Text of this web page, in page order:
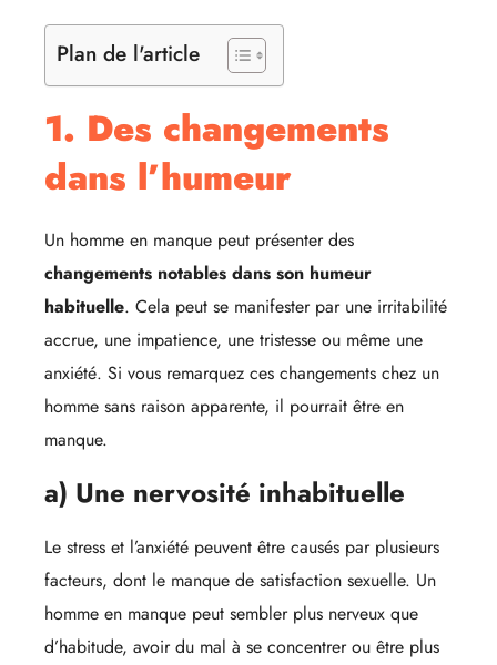
Plan de l'article
1. Des changements
dans l’humeur
Un homme en manque peut présenter des
changements notables dans son humeur
habituelle. Cela peut se manifester par une irritabilité
accrue, une impatience, une tristesse ou même une
anxiété. Si vous remarquez ces changements chez un
homme sans raison apparente, il pourrait être en
manque.
a) Une nervosité inhabituelle
Le stress et l’anxiété peuvent être causés par plusieurs
facteurs, dont le manque de satisfaction sexuelle. Un
homme en manque peut sembler plus nerveux que
d’habitude, avoir du mal à se concentrer ou être plus